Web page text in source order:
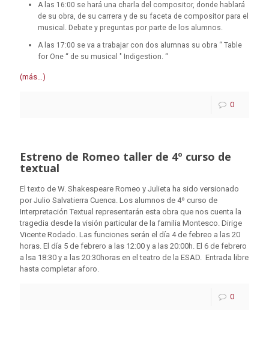
A las 16:00 se hará una charla del compositor, donde hablará
de su obra, de su carrera y de su faceta de compositor para el
musical. Debate y preguntas por parte de los alumnos.
A las 17:00 se va a trabajar con dos alumnas su obra “ Table
for One “ de su musical " Indigestion. “
(más…)
0
Estreno de Romeo taller de 4º curso de
textual
El texto de W. Shakespeare Romeo y Julieta ha sido versionado
por Julio Salvatierra Cuenca. Los alumnos de 4º curso de
Interpretación Textual representarán esta obra que nos cuenta la
tragedia desde la visión particular de la familia Montesco. Dirige
Vicente Rodado. Las funciones serán el día 4 de febreo a las 20
horas. El día 5 de febrero a las 12:00 y a las 20:00h. El 6 de febrero
a lsa 18:30 y a las 20:30horas en el teatro de la ESAD. Entrada libre
hasta completar aforo.
0